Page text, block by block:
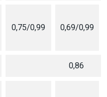
0,75/0,99 0,69/0,99
0,86